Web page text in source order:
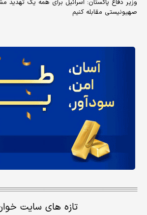
وزیر دفاع پاکستان: اسرائیل برای همه یک تهدید
صهیونیستی مقابله کنیم
تازه های سایت